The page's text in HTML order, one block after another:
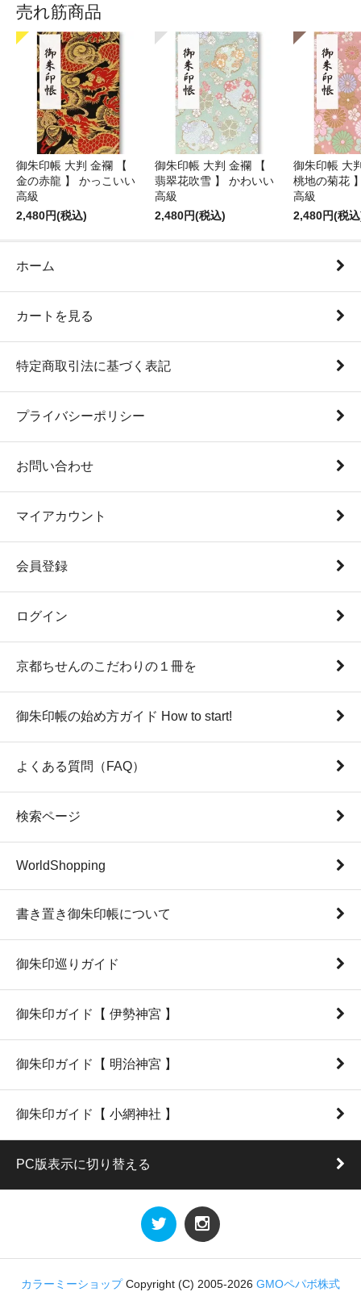
売れ筋商品
御朱印帳 大判 金襴 【
金の赤龍 】 かっこいい
高級
2,480円(税込)
御朱印帳 大判 金襴 【
翡翠花吹雪 】 かわいい
高級
2,480円(税込)
御朱印帳 大
桃地の菊花
高級
2,480円(税
ホーム
カートを見る
特定商取引法に基づく表記
プライバシーポリシー
お問い合わせ
マイアカウント
会員登録
ログイン
京都ちせんのこだわりの１冊を
御朱印帳の始め方ガイド How to start!
よくある質問（FAQ）
検索ページ
WorldShopping
書き置き御朱印帳について
御朱印巡りガイド
御朱印ガイド【 伊勢神宮 】
御朱印ガイド【 明治神宮 】
御朱印ガイド【 小網神社 】
PC版表示に切り替える
カラーミーショップ Copyright (C) 2005-2026 GMOペパボ株式